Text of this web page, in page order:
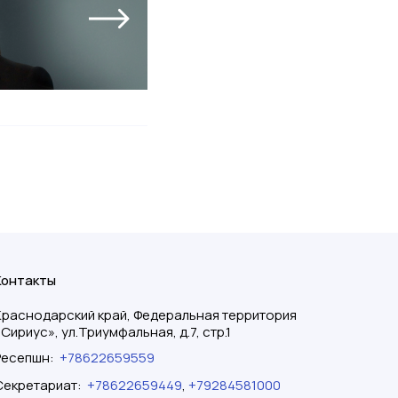
край, Федеральная территория
ул.Триумфальная, д.7, стр.1
: +78622659559
: +78622659449, +79284581000